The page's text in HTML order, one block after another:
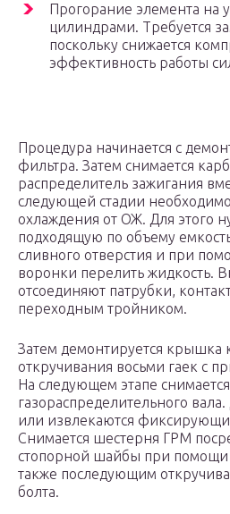
Прогорание элемента на
цилиндрами. Требуется
поскольку снижается
эффективность работы
Процедура начинается с
фильтра. Затем снимается
распределитель зажигания
следующей стадии
охлаждения от ОЖ. Для этого
подходящую по объему
сливного отверстия и при
воронки перелить жидкость.
отсоединяют патрубки,
переходным тройником.
Затем демонтируется крышка
откручивания восьми гаек с
На следующем этапе
газораспределительного
или извлекаются
Снимается шестерня ГРМ
стопорной шайбы при помощи
также последующим
болта.